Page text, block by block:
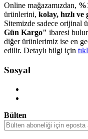
Online mağazamızdan,
ürünlerini, kolay, hızlı
Sitemizde sadece orijinal
Gün Kargo" ibaresi
diğer ürünlerimiz ise en
edilir. Detaylı bilgi için
Sosyal
Bülten